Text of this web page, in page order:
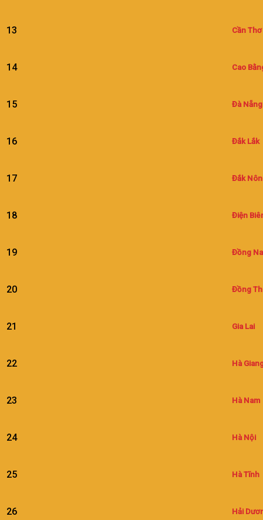
13 Cần Thơ
14 Cao
15 Đà Nẵng
16 Đắk Lắk
17 Đắk
18 Điện
19 Đồng
20 Đồng
21 Gia Lai
22 Hà
23 Hà Nam
24 Hà Nội
25 Hà Tĩnh
26 Hải